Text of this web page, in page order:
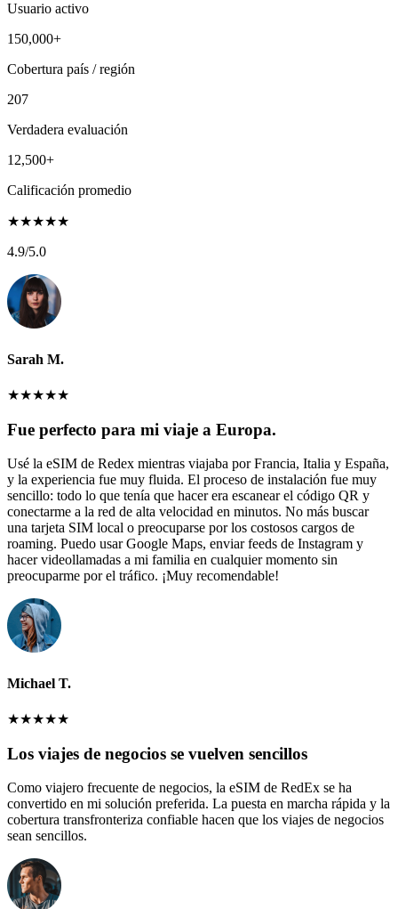
Usuario activo
150,000+
Cobertura país / región
207
Verdadera evaluación
12,500+
Calificación promedio
★★★★★
4.9/5.0
Sarah M.
★★★★★
Fue perfecto para mi viaje a Europa.
Usé la eSIM de Redex mientras viajaba por Francia, Italia y España,
y la experiencia fue muy fluida. El proceso de instalación fue muy
sencillo: todo lo que tenía que hacer era escanear el código QR y
conectarme a la red de alta velocidad en minutos. No más buscar
una tarjeta SIM local o preocuparse por los costosos cargos de
roaming. Puedo usar Google Maps, enviar feeds de Instagram y
hacer videollamadas a mi familia en cualquier momento sin
preocuparme por el tráfico. ¡Muy recomendable!
Michael T.
★★★★★
Los viajes de negocios se vuelven sencillos
Como viajero frecuente de negocios, la eSIM de RedEx se ha
convertido en mi solución preferida. La puesta en marcha rápida y la
cobertura transfronteriza confiable hacen que los viajes de negocios
sean sencillos.